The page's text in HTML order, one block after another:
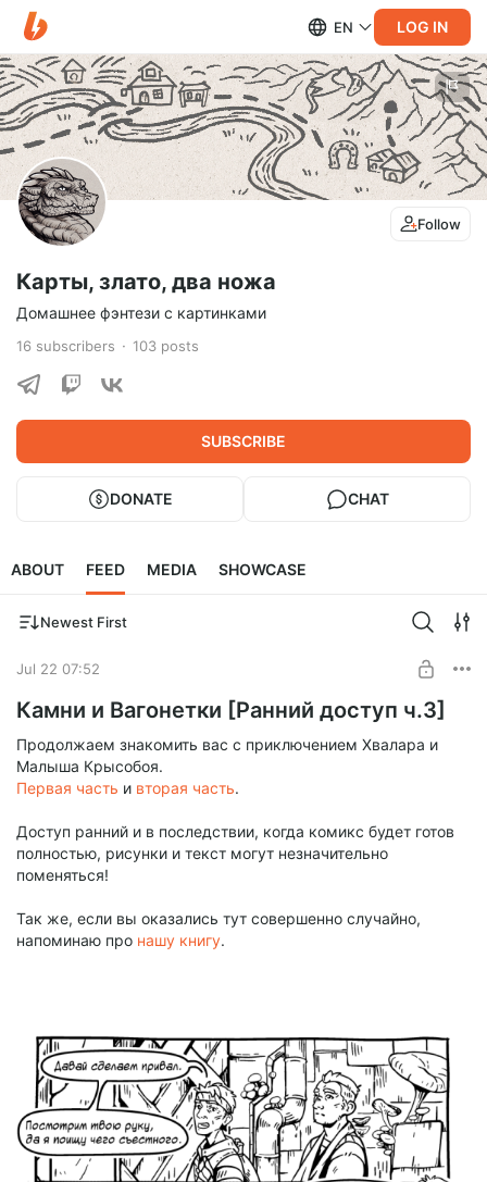
EN LOG IN
Follow
Карты, злато, два ножа
Домашнее фэнтези с картинками
16 subscribers 103 posts
SUBSCRIBE
DONATE CHAT
ABOUT FEED MEDIA SHOWCASE
Newest First
Jul 22 07:52
Камни и Вагонетки [Ранний доступ ч.3]
Продолжаем знакомить вас с приключением Хвалара и
Малыша Крысобоя.
Первая часть и вторая часть.
Доступ ранний и в последствии, когда комикс будет готов
полностью, рисунки и текст могут незначительно
поменяться!
Так же, если вы оказались тут совершенно случайно,
напоминаю про нашу книгу.